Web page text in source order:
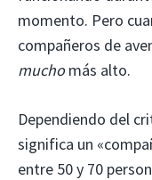
momento. Pero
compañeros de
muchomás alto.
Dependiendo del
significa un
entre 50 y 70